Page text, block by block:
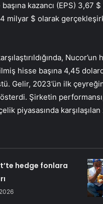
kazancı (EPS) 3,67
milyar $ olarak
hisse başına 4,45
Gelir, 2023’ün ilk
Şirketin
piyasasında karşılaşılan
hedge fonlara